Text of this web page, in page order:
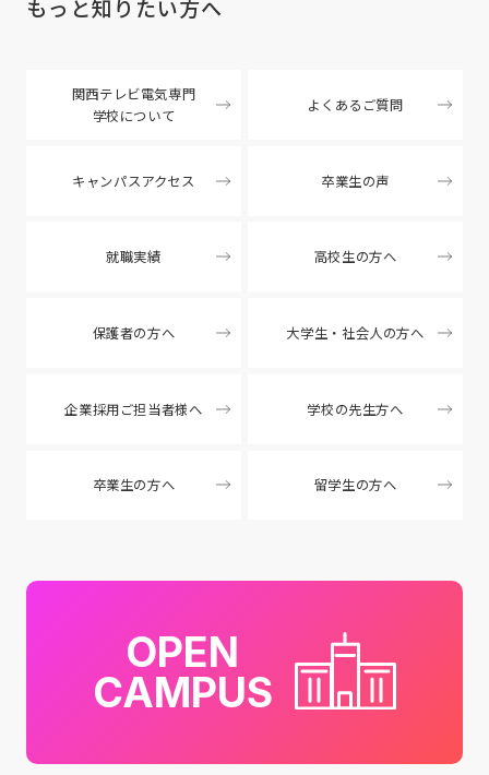
もっと知りたい方へ
関西テレビ電気専門
学校について
よくあるご質問
キャンパスアクセス 卒業生の声
就職実績 高校生の方へ
保護者の方へ 大学生・社会人の方へ
企業採用ご担当者様へ 学校の先生方へ
卒業生の方へ 留学生の方へ
OPEN
CAMPUS